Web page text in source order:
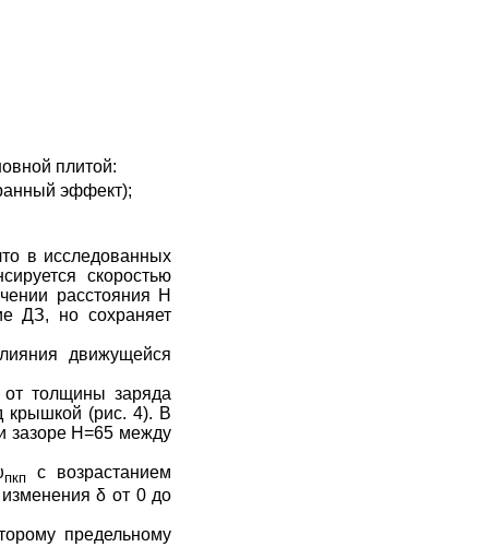
плитой:
эффект);
в исследованных
скоростью
расстояния Н
ДЗ, но сохраняет
движущейся
толщины заряда
крышкой (рис. 4). В
зазоре Н=65 между
пкп с возрастанием
измененияδ от 0 до
предельному